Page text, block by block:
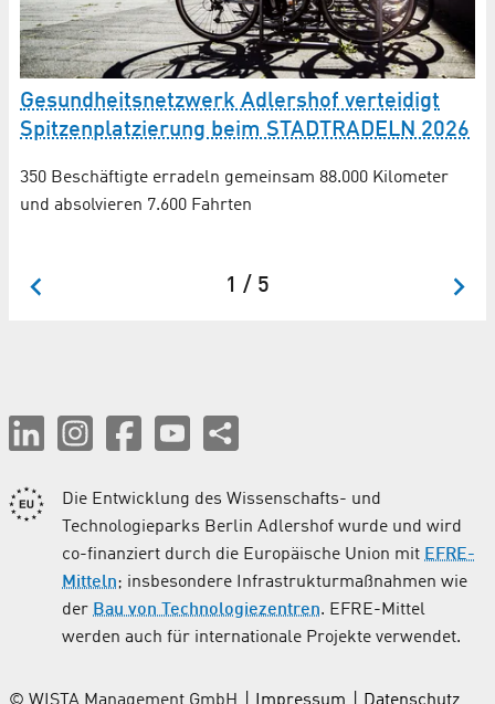
Gesundheitsnetzwerk Adlershof verteidigt
Spitzenplatzierung beim STADTRADELN 2026
350 Beschäftigte erradeln gemeinsam 88.000 Kilometer
und absolvieren 7.600 Fahrten
1 / 5
Die Entwicklung des Wissenschafts- und
Technologieparks Berlin Adlershof wurde und wird
co-finanziert durch die Europäische Union mit EFRE-
Mitteln; insbesondere Infrastrukturmaßnahmen wie
der Bau von Technologiezentren. EFRE-Mittel
werden auch für internationale Projekte verwendet.
© WISTA Management GmbH Impressum Datenschutz